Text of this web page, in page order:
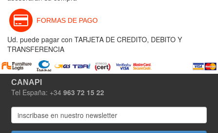
FORMAS DE PAGO
Ud. puede pagar con TARJETA DE CREDITO, DEBITO Y
TRANSFERENCIA
CANAPI
Tel España: +34 963 72 15 22